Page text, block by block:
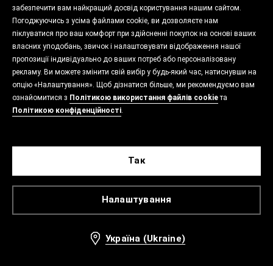
забезпечити вам найкращий досвід користування нашим сайтом.
Погоджуючись з усіма файлами cookie, ви дозволяєте нам
піклуватися про ваш комфорт при здійсненні покупок на основі ваших
власних уподобань, звичок і налаштовувати відображення нашої
пропозиції індивідуально до ваших потреб або персоналізовану
рекламу. Ви можете змінити свій вибір у будь-який час, натиснувши на
опцію «Налаштування». Щоб дізнатися більше, ми рекомендуємо вам
ознайомитися з Політикою використання файлів cookieта
Політикою конфіденційності.
Налаштування
Так
Україна (Ukraine)